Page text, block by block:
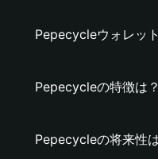
Pepecycleウォレッ
Pepecycleの特徴は？
Pepecycleの将来性